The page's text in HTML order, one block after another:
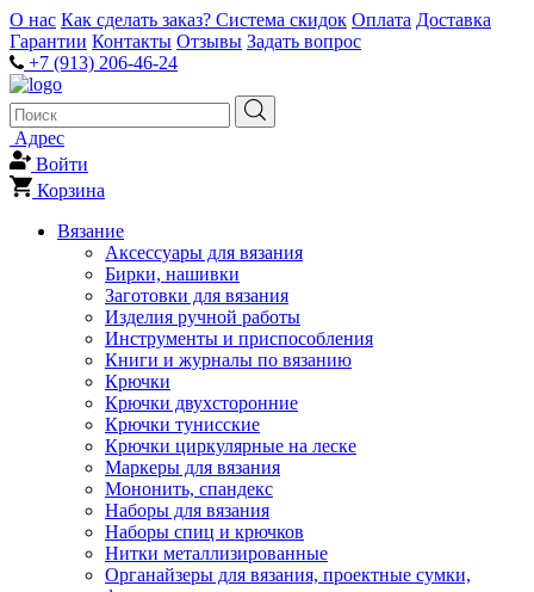
О нас Как сделать заказ? Система скидок Оплата Доставка
Гарантии Контакты Отзывы Задать вопрос
+7 (913) 206-46-24
Адрес
Войти
Корзина
Вязание
Аксессуары для вязания
Бирки, нашивки
Заготовки для вязания
Изделия ручной работы
Инструменты и приспособления
Книги и журналы по вязанию
Крючки
Крючки двухсторонние
Крючки тунисские
Крючки циркулярные на леске
Маркеры для вязания
Мононить, спандекс
Наборы для вязания
Наборы спиц и крючков
Нитки металлизированные
Органайзеры для вязания, проектные сумки,